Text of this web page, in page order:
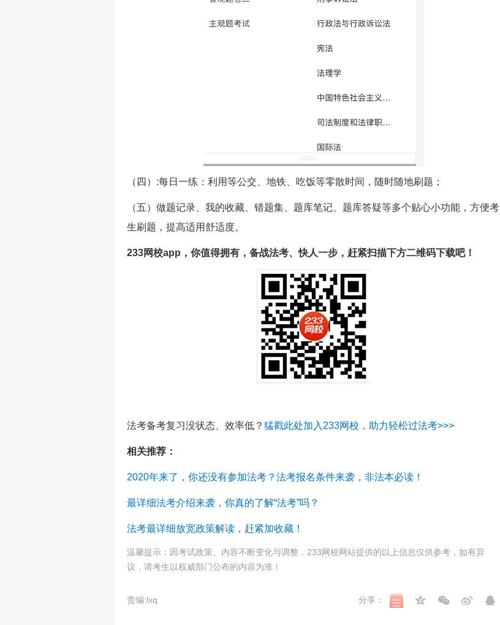
（四）:每日一练：利用等公交、地铁、吃饭等零散时间，随时随地刷题；
（五）做题记录、我的收藏、错题集、题库笔记、题库答疑等多个贴心小功能，方便考
生刷题，提高适用舒适度。
233网校app，你值得拥有，备战法考、快人一步，赶紧扫描下方二维码下载吧！
法考备考复习没状态、效率低？ 猛戳此处加入233网校，助力轻松过法考>>>
相关推荐：
2020年来了，你还没有参加法考？法考报名条件来袭，非法本必读！
最详细法考介绍来袭，你真的了解“法考”吗？
法考最详细放宽政策解读，赶紧加收藏！
温馨提示：因考试政策、内容不断变化与调整，233网校网站提供的以上信息仅供参考，如有异
议，请考生以权威部门公布的内容为准！
责编:lxq 分享：